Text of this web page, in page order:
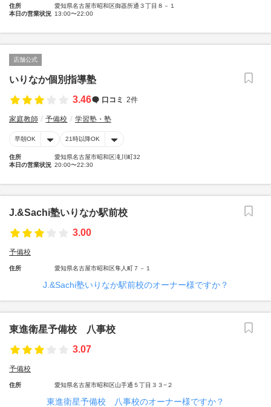
住所
愛知県名古屋市昭和区御器所通３丁目８－１
本日の営業状況 13:00〜22:00
店舗公式
いりなか個別指導塾
3.46
口コミ 2件
家庭教師 予備校 学習塾・塾
早朝OK 21時以降OK
住所
愛知県名古屋市昭和区滝川町32
本日の営業状況 20:00〜22:30
J.&Sachi塾いりなか駅前校
3.00
予備校
住所 愛知県名古屋市昭和区隼人町７－１
J.&Sachi塾いりなか駅前校のオーナー様ですか？
東進衛星予備校 八事校
3.07
予備校
住所 愛知県名古屋市昭和区山手通５丁目３３−２
東進衛星予備校 八事校のオーナー様ですか？